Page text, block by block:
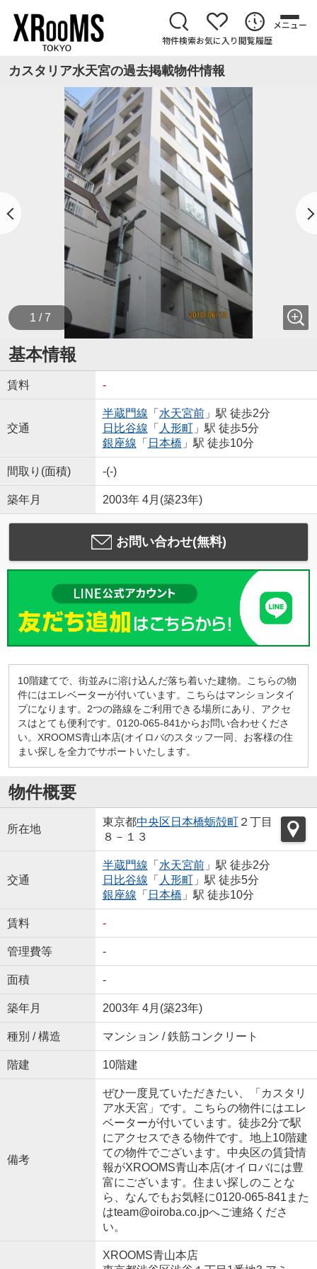
物件検索お気に入り閲覧履歴
メニュー
カスタリア水天宮の過去掲載物件情報
1 / 7
基本情報
賃料 -
交通
半蔵門線 「 水天宮前」駅 徒歩2分
日比谷線 「 人形町」駅 徒歩5分
銀座線 「 日本橋 」駅 徒歩10分
間取り(面積) -(-)
築年月 2003年 4月(築23年)
お問い合わせ(無料)
10階建てで、街並みに溶け込んだ落ち着いた建物。こちらの物
件にはエレベーターが付いています。こちらはマンションタイ
プになります。2つの路線をご利用できる場所にあり、アクセ
スはとても便利です。0120-065-841からお問い合わせくださ
い。XROOMS青山本店(オイロバのスタッフ一同、お客様の住
まい探しを全力でサポートいたします。
物件概要
所在地
東京都中央区 日本橋蛎殻町２丁目
８－１３
交通
半蔵門線 「 水天宮前」駅 徒歩2分
日比谷線 「 人形町」駅 徒歩5分
銀座線 「 日本橋 」駅 徒歩10分
賃料 -
管理費等 -
面積 -
築年月 2003年 4月(築23年)
種別 / 構造 マンション / 鉄筋コンクリート
階建 10階建
備考
ぜひ一度見ていただきたい、「カスタリ
ア水天宮」です。こちらの物件にはエレ
ベーターが付いています。徒歩2分で駅
にアクセスできる物件です。地上10階建
ての物件でございます。中央区の賃貸情
報がXROOMS青山本店(オイロバには豊
富にございます。住まい探しのことな
ら、なんでもお気軽に0120-065-841また
はteam@oiroba.co.jpへご連絡くださ
い。
XROOMS青山本店